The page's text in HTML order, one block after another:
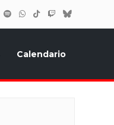
Calendario